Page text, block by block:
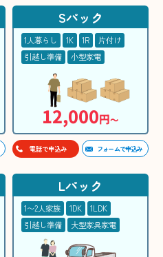
Sパック
1人暮らし 1K 1R
片付け
引越し準備
小型家電
12,000円〜
電話で申込み フォームで申込み
Lパック
1〜2人家族 1DK
1LDK
引越し準備
大型家具家電